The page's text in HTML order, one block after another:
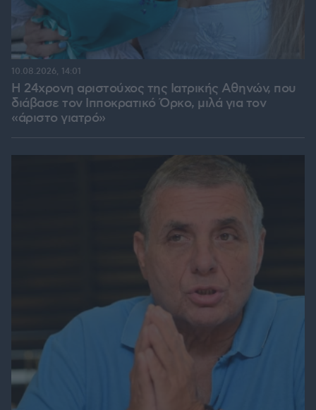
Η 24χρονη αριστούχος της Ιατρικής Αθηνών, που
διάβασε τον Ιπποκρατικό Όρκο, μιλά για τον
«άριστο γιατρό»
10.08.2026, 14:01